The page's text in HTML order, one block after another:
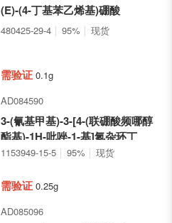
(E)-(4-丁基苯乙烯基)硼酸
480425-29-4 95% 现货
需验证 0.1g
AD084590
3-(氰基甲基)-3-[4-(联硼酸频哪醇
酯基)-1H-吡唑-1-基]氮杂环丁
烷-1-羧酸叔丁酯
1153949-15-5 95% 现货
需验证 0.25g
AD085096